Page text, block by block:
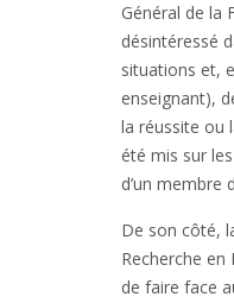
Général de la
désintéressé
situations et,
enseignant),
la réussite ou
été mis sur
d’un membre
De son côté,
Recherche
de faire face